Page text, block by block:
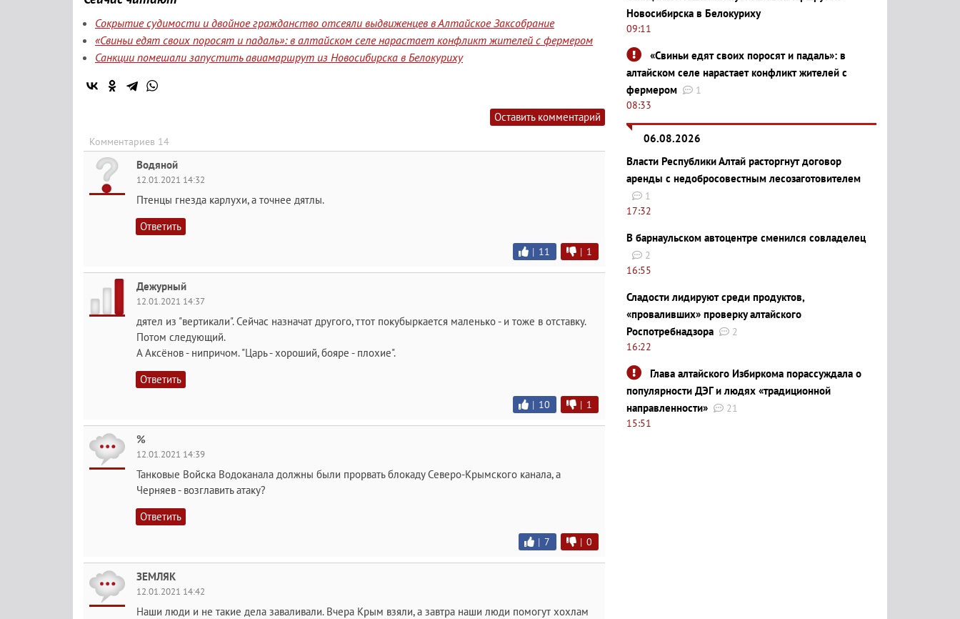
Сокрытие судимости и двойное гражданство отсеяли выдвиженцев в Алтайское Заксобрание
«Свиньи едят своих поросят и падаль»: в алтайском селе нарастает конфликт жителей с фермером
Санкции помешали запустить авиамаршрут из Новосибирска в Белокуриху
Оставить комментарий
Комментариев 14
Водяной
12.01.2021 14:32
Птенцы гнезда карлухи, а точнее дятлы.
Ответить
| 11 | 1
Дежурный
12.01.2021 14:37
дятел из "вертикали". Сейчас назначат другого, ттот покубыркается маленько - и тоже в отставку.
Потом следующий.
А Аксёнов - нипричом. "Царь - хороший, бояре - плохие".
Ответить
| 10 | 1
%
12.01.2021 14:39
Танковые Войска Водоканала должны были прорвать блокаду Северо-Крымского канала, а
Черняев - возглавить атаку?
Ответить
| 7 | 0
ЗЕМЛЯК
12.01.2021 14:42
Наши люди и не такие дела заваливали. Вчера Крым взяли, а завтра наши люди помогут хохлам
Новосибирска в Белокуриху
09:11
«Свиньи едят своих поросят и падаль»: в
алтайском селе нарастает конфликт жителей с
фермером
1
08:33
06.08.2026
Власти Республики Алтай расторгнут договор
аренды с недобросовестным лесозаготовителем
1
17:32
В барнаульском автоцентре сменился совладелец
2
16:55
Сладости лидируют среди продуктов,
«проваливших» проверку алтайского
Роспотребнадзора
2
16:22
Глава алтайского Избиркома порассуждала о
популярности ДЭГ и людях «традиционной
направленности»
21
15:51